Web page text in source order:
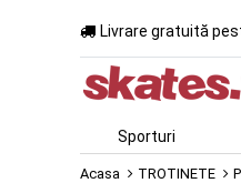
Livrare gratuită
Sporturi
Acasa TROTINETE